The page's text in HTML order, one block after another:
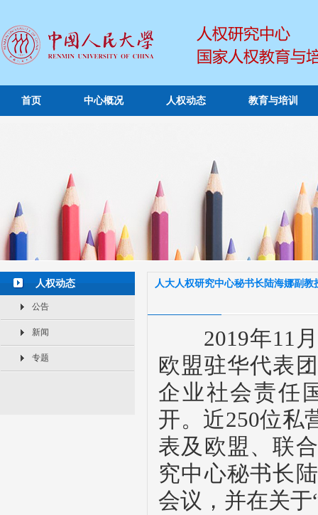
首页 中心概况 人权动态 教育与培训
人权动态
公告
新闻
专题
人大人权研究中心秘书长陆海娜副
2019年11
欧盟驻华代表
企业社会责任
开。近250位私
表及欧盟、联
究中心秘书长
会议，并在关